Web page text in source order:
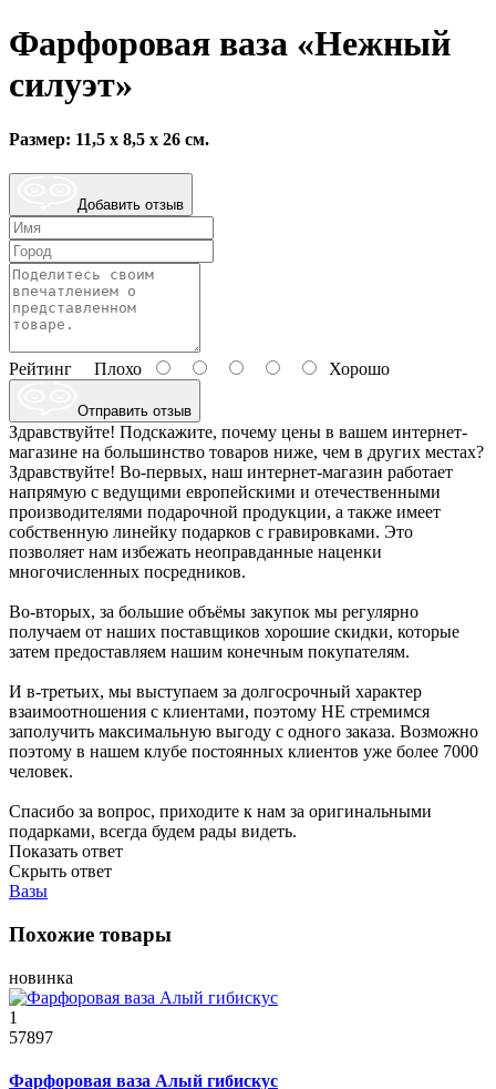
Фарфоровая ваза «Нежный
силуэт»
Размер: 11,5 х 8,5 х 26 см.
Добавить отзыв
Рейтинг Плохо Хорошо
Отправить отзыв
Здравствуйте! Подскажите, почему цены в вашем интернет-
магазине на большинство товаров ниже, чем в других местах?
Здравствуйте! Во-первых, наш интернет-магазин работает
напрямую с ведущими европейскими и отечественными
производителями подарочной продукции, а также имеет
собственную линейку подарков с гравировками. Это
позволяет нам избежать неоправданные наценки
многочисленных посредников.
Во-вторых, за большие объёмы закупок мы регулярно
получаем от наших поставщиков хорошие скидки, которые
затем предоставляем нашим конечным покупателям.
И в-третьих, мы выступаем за долгосрочный характер
взаимоотношения с клиентами, поэтому НЕ стремимся
заполучить максимальную выгоду с одного заказа. Возможно
поэтому в нашем клубе постоянных клиентов уже более 7000
человек.
Спасибо за вопрос, приходите к нам за оригинальными
подарками, всегда будем рады видеть.
Показать ответ
Скрыть ответ
Вазы
Похожие товары
новинка
1
57897
Фарфоровая ваза Алый гибискус